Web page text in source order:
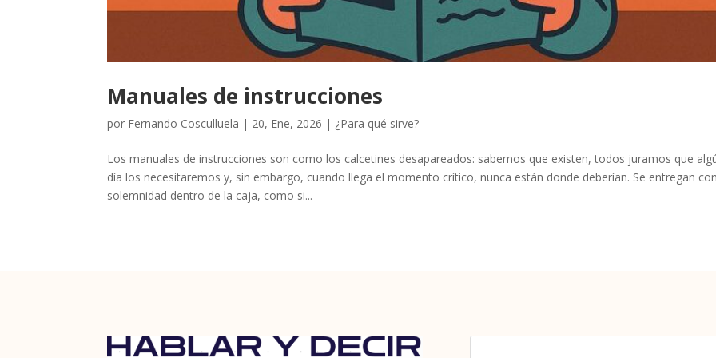
Manuales de instrucciones
por Fernando Cosculluela | 20, Ene, 2026 | ¿Para qué sirve?
Los manuales de instrucciones son como los calcetines desapareados: sabemos que existen, todos juramos que
día los necesitaremos y, sin embargo, cuando llega el momento crítico, nunca están donde deberían. Se entregan
solemnidad dentro de la caja, como si...